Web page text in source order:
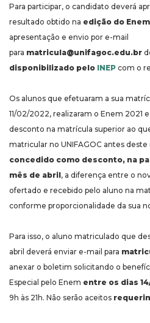
Para participar, o candidato deverá
resultado obtido na edição do Enem
apresentação e envio por e-mail
para matricula@unifagoc.edu.br
disponibilizado pelo INEP com o
Os alunos que efetuaram a sua
11/02/2022, realizaram o Enem 2021
desconto na matrícula superior ao
matricular no UNIFAGOC antes
concedido como desconto, na
mês de abril, a diferença entre o
ofertado e recebido pelo aluno na
conforme proporcionalidade da sua
Para isso, o aluno matriculado que
abril deverá enviar e-mail para
anexar o boletim solicitando o
Especial pelo Enem entre os dias
9h às 21h. Não serão aceitos